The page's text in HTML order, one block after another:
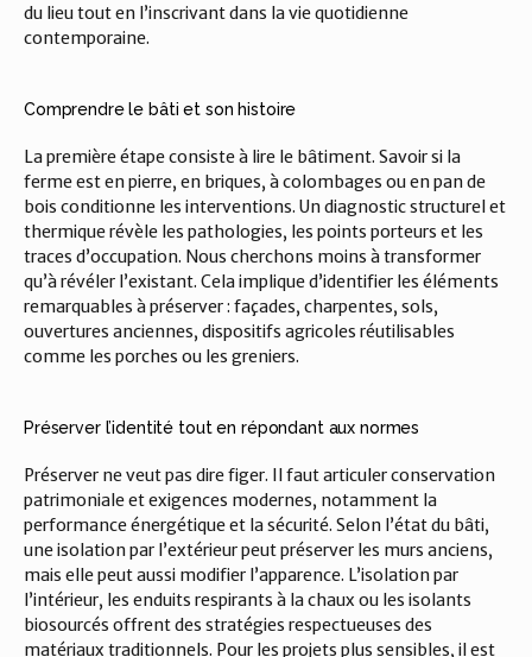
du lieu tout en l’inscrivant dans la vie quotidienne
contemporaine.
Comprendre le bâti et son histoire
La première étape consiste à lire le bâtiment. Savoir si la
ferme est en pierre, en briques, à colombages ou en pan de
bois conditionne les interventions. Un diagnostic structurel et
thermique révèle les pathologies, les points porteurs et les
traces d’occupation. Nous cherchons moins à transformer
qu’à révéler l’existant. Cela implique d’identifier les éléments
remarquables à préserver : façades, charpentes, sols,
ouvertures anciennes, dispositifs agricoles réutilisables
comme les porches ou les greniers.
Préserver l’identité tout en répondant aux normes
Préserver ne veut pas dire figer. Il faut articuler conservation
patrimoniale et exigences modernes, notamment la
performance énergétique et la sécurité. Selon l’état du bâti,
une isolation par l’extérieur peut préserver les murs anciens,
mais elle peut aussi modifier l’apparence. L’isolation par
l’intérieur, les enduits respirants à la chaux ou les isolants
biosourcés offrent des stratégies respectueuses des
matériaux traditionnels. Pour les projets plus sensibles, il est